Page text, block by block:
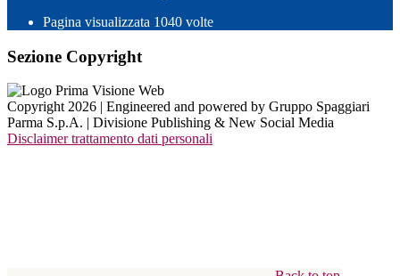
Pagina visualizzata 1040 volte
Sezione Copyright
Copyright 2026 | Engineered and powered by Gruppo Spaggiari
Parma S.p.A. | Divisione Publishing & New Social Media
Disclaimer trattamento dati personali